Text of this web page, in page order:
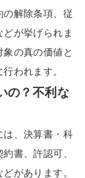
の解除条項、従
が挙げられま
の真の価値と
われます。
の？不利な
は、決算書・科
書、許認可、
があります。